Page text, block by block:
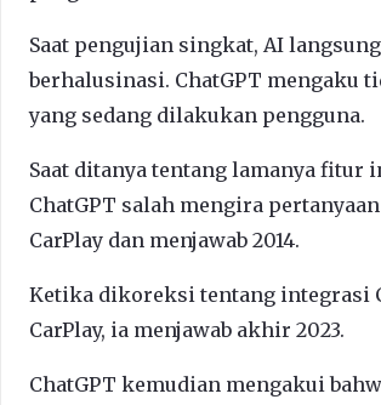
Saat pengujian singkat, AI langsung
berhalusinasi. ChatGPT mengaku
yang sedang dilakukan pengguna.
Saat ditanya tentang lamanya fitur
ChatGPT salah mengira
CarPlay dan menjawab 2014.
Ketika dikoreksi tentang integrasi
CarPlay, ia menjawab akhir 2023.
ChatGPT kemudian mengakui